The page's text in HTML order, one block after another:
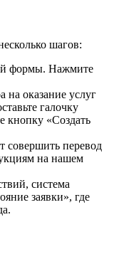
шагов:
формы. Нажмите
на оказание услуг
галочку
кнопку «Создать
совершить перевод
на нашем
система
заявки», где